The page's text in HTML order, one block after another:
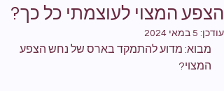
הצפע המצוי לעוצמתי כל כך?
עודכן: 5 במאי 2024
מבוא: מדוע להתמקד בארס של נחש הצפע
המצוי?